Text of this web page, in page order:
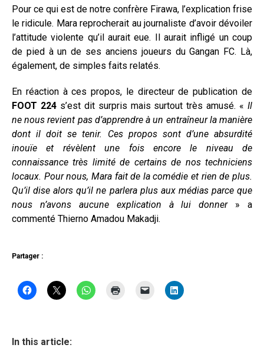
Pour ce qui est de notre confrère Firawa, l’explication frise
le ridicule. Mara reprocherait au journaliste d’avoir dévoiler
l’attitude violente qu’il aurait eue. Il aurait infligé un coup
de pied à un de ses anciens joueurs du Gangan FC. Là,
également, de simples faits relatés.
En réaction à ces propos, le directeur de publication de
FOOT 224s’est dit surpris mais surtout très amusé. «Il
ne nous revient pas d’apprendre à un entraîneur la manière
dont il doit se tenir. Ces propos sont d’une absurdité
inouïe et révèlent une fois encore le niveau de
connaissance très limité de certains de nos techniciens
locaux. Pour nous, Mara fait de la comédie et rien de plus.
Qu’il dise alors qu’il ne parlera plus aux médias parce que
nous n’avons aucune explication à lui donner» a
commenté Thierno Amadou Makadji.
Partager :
In this article: